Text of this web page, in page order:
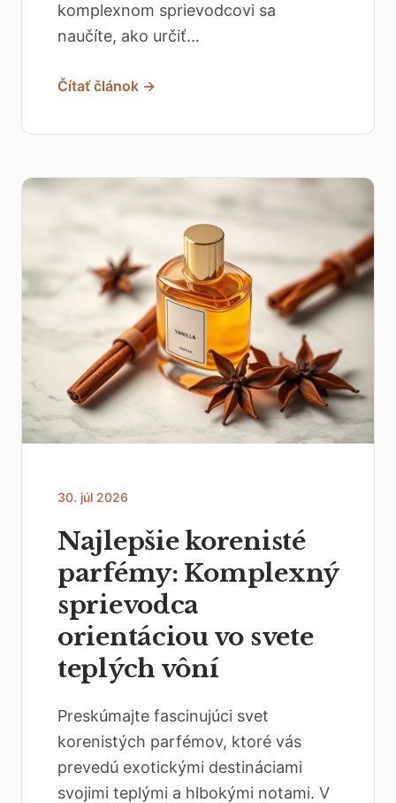
komplexnom sprievodcovi sa
naučíte, ako určiť...
Čítať článok →
30. júl 2026
Najlepšie korenisté
parfémy: Komplexný
sprievodca
orientáciou vo svete
teplých vôní
Preskúmajte fascinujúci svet
korenistých parfémov, ktoré vás
prevedú exotickými destináciami
svojimi teplými a hlbokými notami. V